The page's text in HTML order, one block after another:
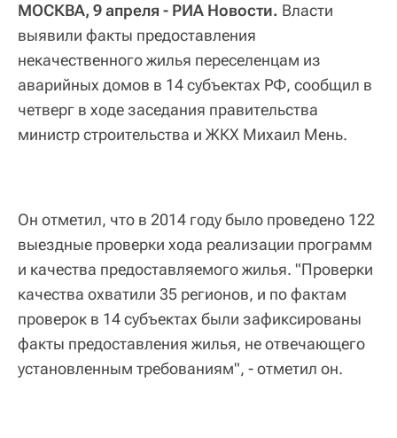
МОСКВА, 9 апреля - РИА Новости. Власти
выявили факты предоставления
некачественного жилья переселенцам из
аварийных домов в 14 субъектах РФ, сообщил в
четверг в ходе заседания правительства
министр строительства и ЖКХ Михаил Мень.
Он отметил, что в 2014 году было проведено 122
выездные проверки хода реализации программ
и качества предоставляемого жилья. "Проверки
качества охватили 35 регионов, и по фактам
проверок в 14 субъектах были зафиксированы
факты предоставления жилья, не отвечающего
установленным требованиям", - отметил он.